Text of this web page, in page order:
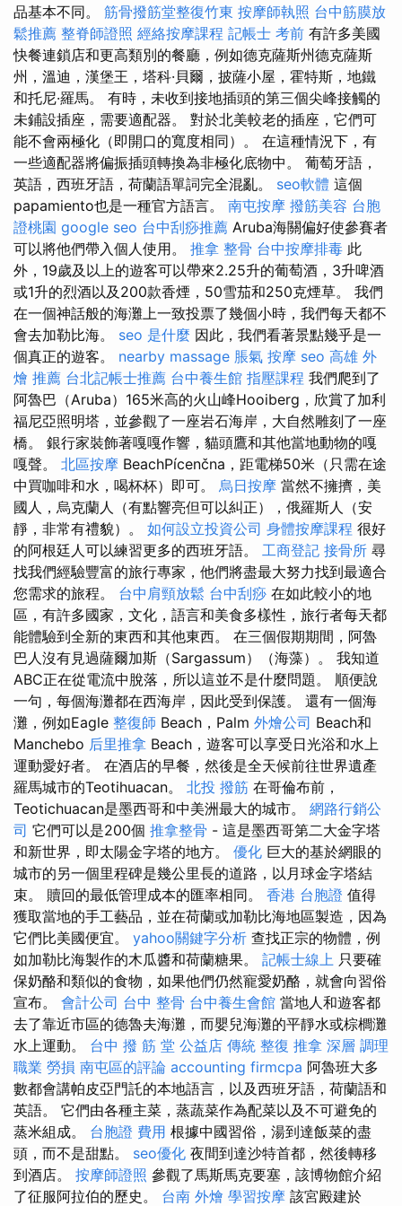
品基本不同。 筋骨撥筋堂整復竹東 按摩師執照 台中筋膜放
鬆推薦 整脊師證照 經絡按摩課程 記帳士 考前 有許多美國
快餐連鎖店和更高類別的餐廳，例如德克薩斯州德克薩斯
州，溫迪，漢堡王，塔科·貝爾，披薩小屋，霍特斯，地鐵
和托尼·羅馬。 有時，未收到接地插頭的第三個尖峰接觸的
未鋪設插座，需要適配器。 對於北美較老的插座，它們可
能不會兩極化（即開口的寬度相同）。 在這種情況下，有
一些適配器將偏振插頭轉換為非極化底物中。 葡萄牙語，
英語，西班牙語，荷蘭語單詞完全混亂。 seo軟體 這個
papamiento也是一種官方語言。 南屯按摩 撥筋美容 台胞
證桃園 google seo 台中刮痧推薦 Aruba海關偏好使參賽者
可以將他們帶入個人使用。 推拿 整骨 台中按摩排毒 此
外，19歲及以上的遊客可以帶來2.25升的葡萄酒，3升啤酒
或1升的烈酒以及200款香煙，50雪茄和250克煙草。 我們
在一個神話般的海灘上一致投票了幾個小時，我們每天都不
會去加勒比海。 seo 是什麼 因此，我們看著景點幾乎是一
個真正的遊客。 nearby massage 脹氣 按摩 seo 高雄 外
燴 推薦 台北記帳士推薦 台中養生館 指壓課程 我們爬到了
阿魯巴（Aruba）165米高的火山峰Hooiberg，欣賞了加利
福尼亞照明塔，並參觀了一座岩石海岸，大自然雕刻了一座
橋。 銀行家裝飾著嘎嘎作響，貓頭鷹和其他當地動物的嘎
嘎聲。 北區按摩 BeachPícenčna，距電梯50米（只需在途
中買咖啡和水，喝杯杯）即可。 烏日按摩 當然不擁擠，美
國人，烏克蘭人（有點響亮但可以糾正），俄羅斯人（安
靜，非常有禮貌）。 如何設立投資公司 身體按摩課程 很好
的阿根廷人可以練習更多的西班牙語。 工商登記 接骨所 尋
找我們經驗豐富的旅行專家，他們將盡最大努力找到最適合
您需求的旅程。 台中肩頸放鬆 台中刮痧 在如此較小的地
區，有許多國家，文化，語言和美食多樣性，旅行者每天都
能體驗到全新的東西和其他東西。 在三個假期期間，阿魯
巴人沒有見過薩爾加斯（Sargassum）（海藻）。 我知道
ABC正在從電流中脫落，所以這並不是什麼問題。 順便說
一句，每個海灘都在西海岸，因此受到保護。 還有一個海
灘，例如Eagle 整復師 Beach，Palm 外燴公司 Beach和
Manchebo 后里推拿 Beach，遊客可以享受日光浴和水上
運動愛好者。 在酒店的早餐，然後是全天候前往世界遺產
羅馬城市的Teotihuacan。 北投 撥筋 在哥倫布前，
Teotichuacan是墨西哥和中美洲最大的城市。 網路行銷公
司 它們可以是200個 推拿整骨 - 這是墨西哥第二大金字塔
和新世界，即太陽金字塔的地方。 優化 巨大的基於網眼的
城市的另一個里程碑是幾公里長的道路，以月球金字塔結
束。 贖回的最低管理成本的匯率相同。 香港 台胞證 值得
獲取當地的手工藝品，並在荷蘭或加勒比海地區製造，因為
它們比美國便宜。 yahoo關鍵字分析 查找正宗的物體，例
如加勒比海製作的木瓜醬和荷蘭糖果。 記帳士線上 只要確
保奶酪和類似的食物，如果他們仍然寵愛奶酪，就會向習俗
宣布。 會計公司 台中 整骨 台中養生會館 當地人和遊客都
去了靠近市區的德魯夫海灘，而嬰兒海灘的平靜水或棕櫚灘
水上運動。 台中 撥 筋 堂 公益店 傳統 整復 推拿 深層 調理
職業 勞損 南屯區的評論 accounting firmcpa 阿魯班大多
數都會講帕皮亞門託的本地語言，以及西班牙語，荷蘭語和
英語。 它們由各種主菜，蒸蔬菜作為配菜以及不可避免的
蒸米組成。 台胞證 費用 根據中國習俗，湯到達飯菜的盡
頭，而不是甜點。 seo優化 夜間到達沙特首都，然後轉移
到酒店。 按摩師證照 參觀了馬斯馬克要塞，該博物館介紹
了征服阿拉伯的歷史。 台南 外燴 學習按摩 該宮殿建於